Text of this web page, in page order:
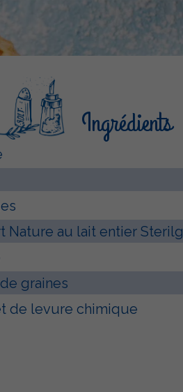
Ingrédients
Nature au lait entier
graines
de levure chimique